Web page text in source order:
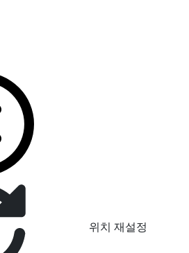
위치 재설정